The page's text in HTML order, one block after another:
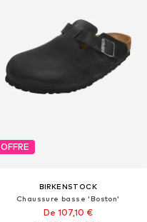
OFFRE
BIRKENSTOCK
Chaussure basse 'Boston'
De 107,10 €